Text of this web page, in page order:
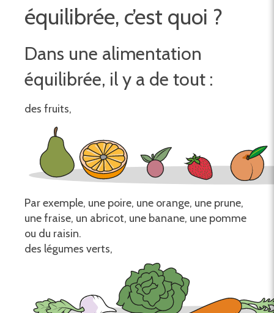
équilibrée, c’est quoi ?
Dans une alimentation
équilibrée, il y a de tout :
des fruits,
Par exemple, une poire, une orange, une prune,
une fraise, un abricot, une banane, une pomme
ou du raisin.
des légumes verts,